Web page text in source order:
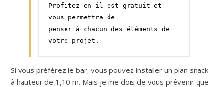
Profitez-en il est gratuit et
vous permettra de
penser à chacun des éléments de
votre projet.
Si vous préférez le bar, vous pouvez installer un plan snack
à hauteur de 1,10 m. Mais je me dois de vous prévenir que